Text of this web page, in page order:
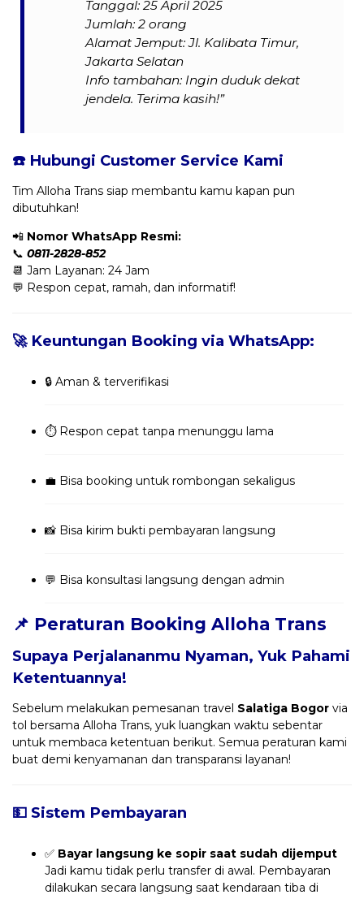
Tanggal: 25 April 2025
Jumlah: 2 orang
Alamat Jemput: Jl. Kalibata Timur,
Jakarta Selatan
Info tambahan: Ingin duduk dekat
jendela. Terima kasih!”
☎️ Hubungi Customer Service Kami
Tim Alloha Trans siap membantu kamu kapan pun
dibutuhkan!
📲 Nomor WhatsApp Resmi:
📞 0811-2828-852
📆 Jam Layanan: 24 Jam
💬 Respon cepat, ramah, dan informatif!
🚀 Keuntungan Booking via WhatsApp:
🔒 Aman & terverifikasi
⏱️ Respon cepat tanpa menunggu lama
💼 Bisa booking untuk rombongan sekaligus
📸 Bisa kirim bukti pembayaran langsung
💬 Bisa konsultasi langsung dengan admin
📌 Peraturan Booking Alloha Trans
Supaya Perjalananmu Nyaman, Yuk Pahami
Ketentuannya!
Sebelum melakukan pemesanan travel Salatiga Bogor via
tol bersama Alloha Trans, yuk luangkan waktu sebentar
untuk membaca ketentuan berikut. Semua peraturan kami
buat demi kenyamanan dan transparansi layanan!
💵 Sistem Pembayaran
✅ Bayar langsung ke sopir saat sudah dijemput
Jadi kamu tidak perlu transfer di awal. Pembayaran
dilakukan secara langsung saat kendaraan tiba di